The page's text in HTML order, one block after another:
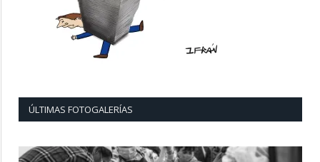
ÚLTIMAS FOTOGALERÍAS